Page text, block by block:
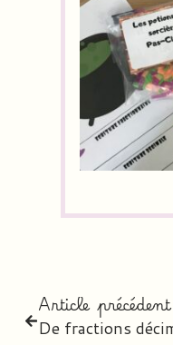
Article précédent